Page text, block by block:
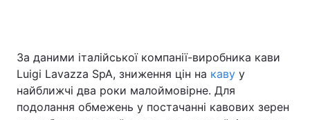
За даними італійської компанії-виробника кави
Luigi Lavazza SpA, зниження цін на каву у
найближчі два роки малоймовірне. Для
подолання обмежень у постачанні кавових зерен